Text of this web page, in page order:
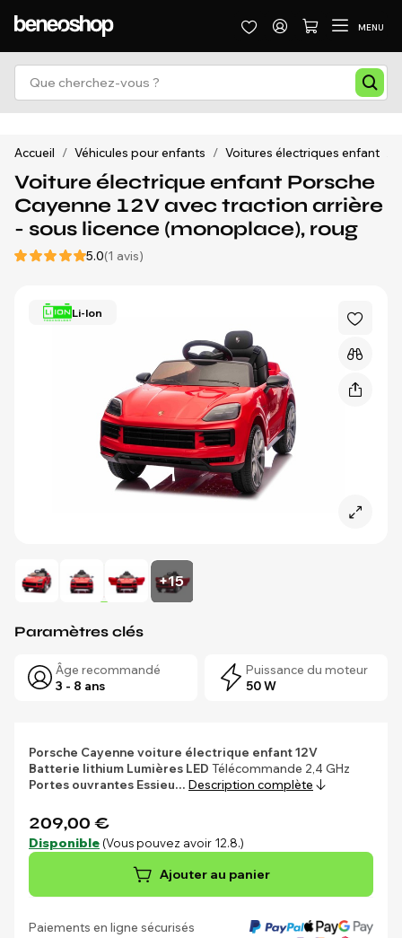
MENU
Accueil / Véhicules pour enfants / Voitures électriques enfant
Voiture électrique enfant Porsche
Cayenne 12V avec traction arrière
- sous licence (monoplace), roug
5.0(1 avis)
Li-Ion
+15
Paramètres clés
Âge recommandé
3 - 8 ans
Puissance du moteur
50 W
Porsche Cayenne voiture électrique enfant 12V
Batterie lithium Lumières LED Télécommande 2,4 GHz
Portes ouvrantes Essieu… Description complète
209,00 €
Disponible (Vous pouvez avoir 12.8.)
Ajouter au panier
Paiements en ligne sécurisés